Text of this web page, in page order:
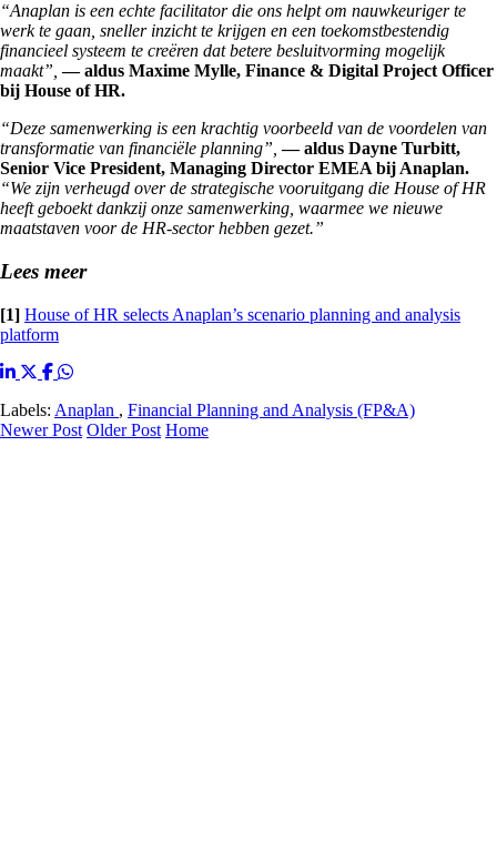
“Anaplan is een echte facilitator die ons helpt om nauwkeuriger te
werk te gaan, sneller inzicht te krijgen en een toekomstbestendig
financieel systeem te creëren dat betere besluitvorming mogelijk
maakt”, — aldus Maxime Mylle, Finance & Digital Project Officer
bij House of HR.
“Deze samenwerking is een krachtig voorbeeld van de voordelen van
transformatie van financiële planning”, — aldus Dayne Turbitt,
Senior Vice President, Managing Director EMEA bij Anaplan.
“We zijn verheugd over de strategische vooruitgang die House of HR
heeft geboekt dankzij onze samenwerking, waarmee we nieuwe
maatstaven voor de HR-sector hebben gezet.”
Lees meer
[1] House of HR selects Anaplan’s scenario planning and analysis
platform
Labels: Anaplan , Financial Planning and Analysis (FP&A)
Newer Post Older Post Home